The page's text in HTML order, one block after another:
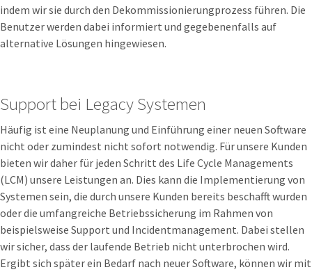
indem wir sie durch den Dekommissionierungprozess führen. Die
Benutzer werden dabei informiert und gegebenenfalls auf
alternative Lösungen hingewiesen.
Support bei Legacy Systemen
Häufig ist eine Neuplanung und Einführung einer neuen Software
nicht oder zumindest nicht sofort notwendig. Für unsere Kunden
bieten wir daher für jeden Schritt des Life Cycle Managements
(LCM) unsere Leistungen an. Dies kann die Implementierung von
Systemen sein, die durch unsere Kunden bereits beschafft wurden
oder die umfangreiche Betriebssicherung im Rahmen von
beispielsweise Support und Incidentmanagement. Dabei stellen
wir sicher, dass der laufende Betrieb nicht unterbrochen wird.
Ergibt sich später ein Bedarf nach neuer Software, können wir mit